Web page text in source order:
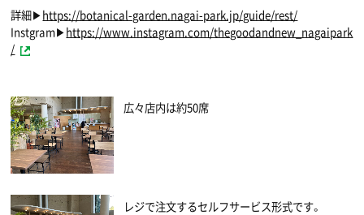
詳細▶https://botanical-garden.nagai-park.jp/guide/rest/
Instgram▶https://www.instagram.com/thegoodandnew_nagaipark
/
広々店内は約50席
レジで注文するセルフサービス形式です。